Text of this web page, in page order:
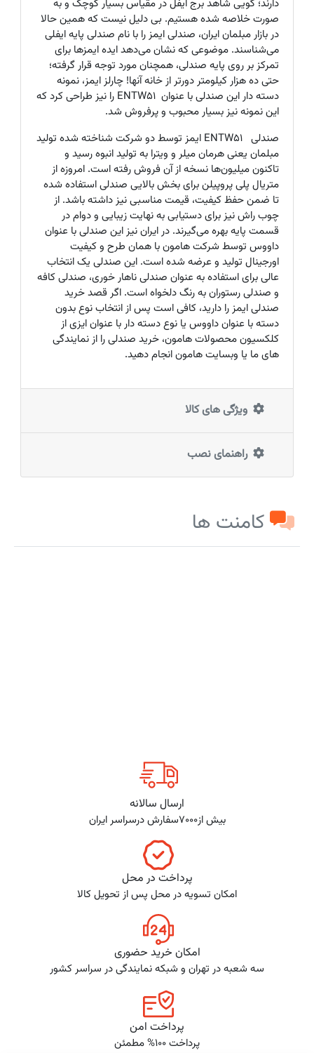
دارند؛ گویی شاهد برج ایفل در مقیاس بسیار کوچک و به
صورت خلاصه شده هستیم. بی دلیل نیست که همین حالا
در بازار مبلمان ایران، صندلی ایمز را با نام صندلی پایه ایفلی
می‌شناسند. موضوعی که نشان می‌دهد ایده ایمزها برای
تمرکز بر روی پایه صندلی، همچنان مورد توجه قرار گرفته؛
حتی ده هزار کیلومتر دورتر از خانه آنها! چارلز ایمز، نمونه
دسته دار این صندلی با عنوان ENTW51 را نیز طراحی کرد که
این نمونه نیز بسیار محبوب و پرفروش شد.
صندلی ENTW51 ایمز توسط دو شرکت شناخته شده تولید
مبلمان یعنی هرمان میلر و ویترا به تولید انبوه رسید و
تاکنون میلیون‌ها نسخه از آن فروش رفته است. امروزه از
متریال پلی پروپیلن برای بخش بالایی صندلی استفاده شده
تا ضمن حفظ کیفیت، قیمت مناسبی نیز داشته باشد. از
چوب راش نیز برای دستیابی به نهایت زیبایی و دوام در
قسمت پایه بهره می‌گیرند. در ایران نیز این صندلی با عنوان
داووس توسط شرکت هامون با همان طرح و کیفیت
اورجینال تولید و عرضه شده است. این صندلی یک انتخاب
عالی برای استفاده به عنوان صندلی ناهار خوری، صندلی کافه
و صندلی رستوران به رنگ دلخواه است. اگر قصد خرید
صندلی ایمز را دارید، کافی است پس از انتخاب نوع بدون
دسته با عنوان داووس یا نوع دسته دار با عنوان ایزی از
کلکسیون محصولات هامون، خرید صندلی را از نمایندگی
های ما یا وبسایت هامون انجام دهید.
ویژگی های کالا
راهنمای نصب
کامنت ها
ارسال سالانه
بیش از7000سفارش درسراسر ایران
پرداخت در محل
امکان تسویه در محل پس از تحویل کالا
امکان خرید حضوری
سه شعبه در تهران و شبکه نمایندگی در سراسر کشور
پرداخت امن
پرداخت 100% مطمئن